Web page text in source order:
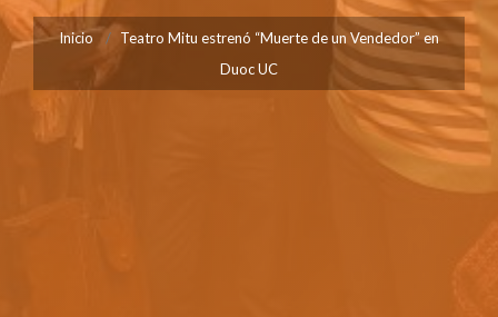
Inicio
Teatro Mitu estrenó “Muerte de un Vendedor” en
Duoc UC